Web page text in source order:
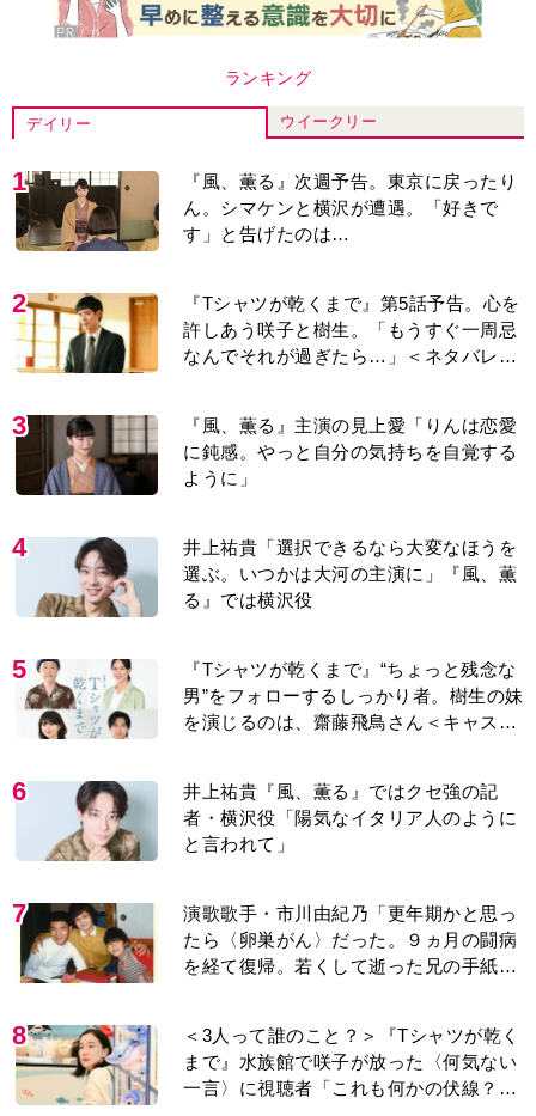
ランキング
デイリー ウイークリー
1
『風、薫る』次週予告。東京に戻ったり
ん。シマケンと横沢が遭遇。「好きで
す」と告げたのは…
2
『Tシャツが乾くまで』第5話予告。心を
許しあう咲子と樹生。「もうすぐ一周忌
なんでそれが過ぎたら…」＜ネタバレあ
3
『風、薫る』主演の見上愛「りんは恋愛
に鈍感。やっと自分の気持ちを自覚する
ように」
4
井上祐貴「選択できるなら大変なほうを
選ぶ。いつかは大河の主演に」『風、薫
る』では横沢役
5
『Tシャツが乾くまで』“ちょっと残念な
男”をフォローするしっかり者。樹生の妹
を演じるのは、齋藤飛鳥さん＜キャスト
6
井上祐貴『風、薫る』ではクセ強の記
者・横沢役「陽気なイタリア人のように
と言われて」
7
演歌歌手・市川由紀乃「更年期かと思っ
たら〈卵巣がん〉だった。９ヵ月の闘病
を経て復帰。若くして逝った兄の手紙を
8
＜3人って誰のこと？＞『Tシャツが乾く
まで』水族館で咲子が放った〈何気ない
一言〉に視聴者「これも何かの伏線？」